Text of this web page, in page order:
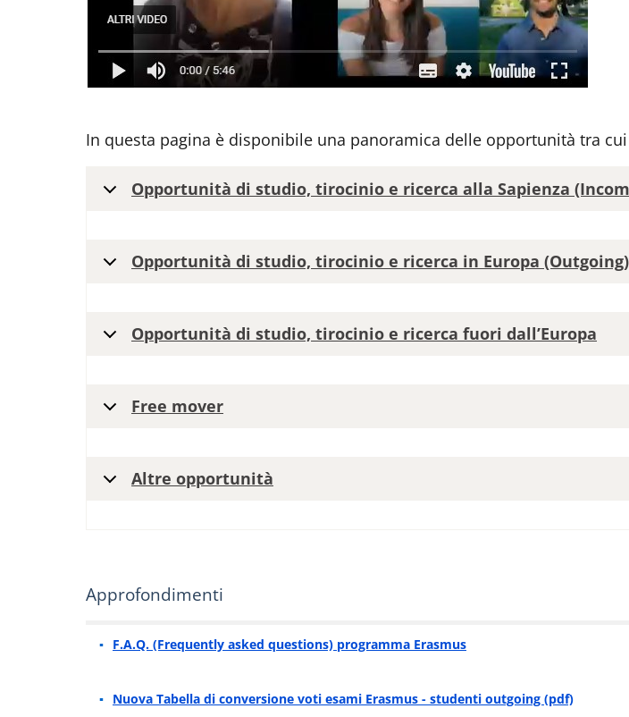
In questa pagina è disponibile una panoramica delle opportunità tra
Opportunità di studio, tirocinio e ricerca alla Sapienza
Opportunità di studio, tirocinio e ricerca in Europa (Outgoing)
Opportunità di studio, tirocinio e ricerca fuori dall’Europa
Free mover
Altre opportunità
Approfondimenti
F.A.Q. (Frequently asked questions) programma Erasmus
Nuova Tabella di conversione voti esami Erasmus - studenti outgoing (pdf)